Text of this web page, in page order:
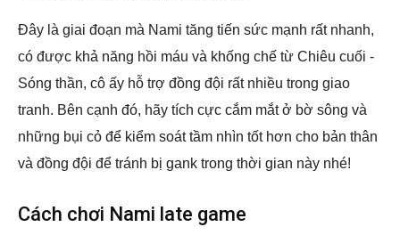
Đây là giai đoạn mà Nami tăng tiến sức mạnh rất nhanh,
có được khả năng hồi máu và khống chế từ Chiêu cuối -
Sóng thần, cô ấy hỗ trợ đồng đội rất nhiều trong giao
tranh. Bên cạnh đó, hãy tích cực cắm mắt ở bờ sông và
những bụi cỏ để kiểm soát tầm nhìn tốt hơn cho bản thân
và đồng đội để tránh bị gank trong thời gian này nhé!
Cách chơi Nami late game